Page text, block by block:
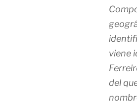
viene
del